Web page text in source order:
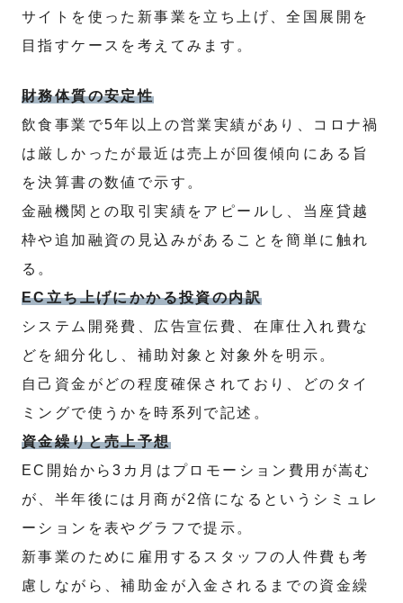
サイトを使った新事業を立ち上げ、全国展開を
目指すケースを考えてみます。
財務体質の安定性
飲食事業で5年以上の営業実績があり、コロナ禍
は厳しかったが最近は売上が回復傾向にある旨
を決算書の数値で示す。
金融機関との取引実績をアピールし、当座貸越
枠や追加融資の見込みがあることを簡単に触れ
る。
EC立ち上げにかかる投資の内訳
システム開発費、広告宣伝費、在庫仕入れ費な
どを細分化し、補助対象と対象外を明示。
自己資金がどの程度確保されており、どのタイ
ミングで使うかを時系列で記述。
資金繰りと売上予想
EC開始から3カ月はプロモーション費用が嵩む
が、半年後には月商が2倍になるというシミュレ
ーションを表やグラフで提示。
新事業のために雇用するスタッフの人件費も考
慮しながら、補助金が入金されるまでの資金繰